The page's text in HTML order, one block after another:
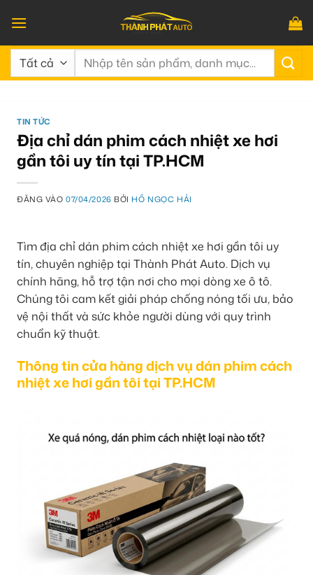
qua
nội
dung
Tìm
TIN TỨC
Địa chỉ dán phim cách nhiệt xe hơi
gần tôi uy tín tại TP.HCM
ĐĂNG VÀO07/04/2026 BỞI HỒ NGỌC HẢI
Tìm địa chỉ dán phim cách nhiệt xe hơi gần tôi uy
tín, chuyên nghiệp tại Thành Phát Auto. Dịch vụ
chính hãng, hỗ trợ tận nơi cho mọi dòng xe ô tô.
Chúng tôi cam kết giải pháp chống nóng tối ưu, bảo
vệ nội thất và sức khỏe người dùng với quy trình
chuẩn kỹ thuật.
Thông tin cửa hàng dịch vụ dán phim cách
nhiệt xe hơi gần tôi tại TP.HCM